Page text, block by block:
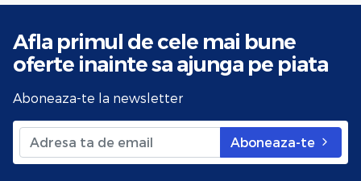
Afla primul de cele mai bune
oferte inainte sa ajunga pe piata
Aboneaza-te la newsletter
Aboneaza-te